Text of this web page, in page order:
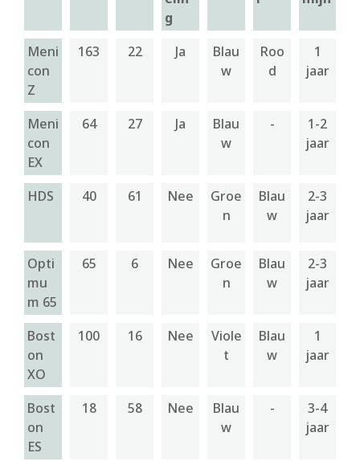
g
Meni
con
Z
163 22 Ja
Blau
w
Roo
d
1
jaar
Meni
con
EX
64 27 Ja
Blau
w
-
1-2
jaar
HDS 40 61 Nee
Groe
n
Blau
w
2-3
jaar
Opti
mu
m 65
65 6 Nee
Groe
n
Blau
w
2-3
jaar
Bost
on
XO
100 16 Nee
Viole
t
Blau
w
1
jaar
Bost
on
ES
18 58 Nee
Blau
w
-
3-4
jaar